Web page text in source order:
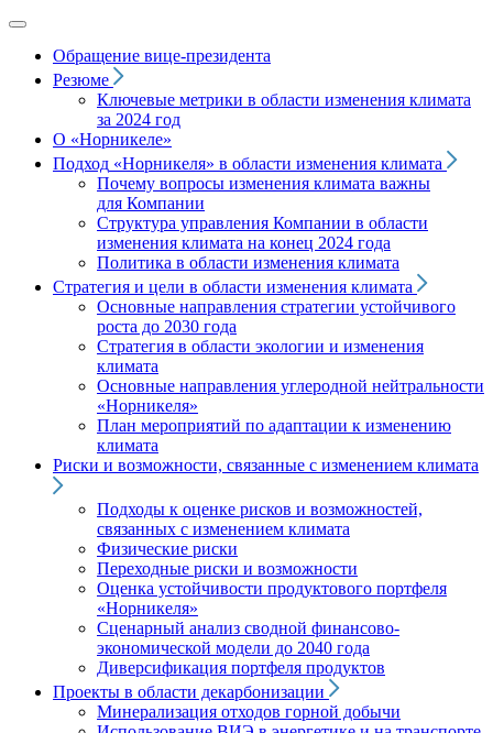
Обращение вице‑президента
Резюме
Ключевые метрики в области изменения климата
за 2024 год
О «Норникеле»
Подход «Норникеля» в области изменения климата
Почему вопросы изменения климата важны
для Компании
Структура управления Компании в области
изменения климата на конец 2024 года
Политика в области изменения климата
Стратегия и цели в области изменения климата
Основные направления стратегии устойчивого
роста до 2030 года
Стратегия в области экологии и изменения
климата
Основные направления углеродной нейтральности
«Норникеля»
План мероприятий по адаптации к изменению
климата
Риски и возможности, связанные с изменением климата
Подходы к оценке рисков и возможностей,
связанных с изменением климата
Физические риски
Переходные риски и возможности
Оценка устойчивости продуктового портфеля
«Норникеля»
Сценарный анализ сводной финансово-
экономической модели до 2040 года
Диверсификация портфеля продуктов
Проекты в области декарбонизации
Минерализация отходов горной добычи